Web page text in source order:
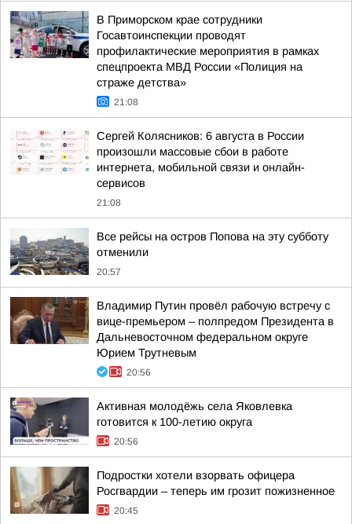
В Приморском крае сотрудники
Госавтоинспекции проводят
профилактические мероприятия в рамках
спецпроекта МВД России «Полиция на
страже детства»
21:08
Сергей Колясников: 6 августа в России
произошли массовые сбои в работе
интернета, мобильной связи и онлайн-
сервисов
21:08
Все рейсы на остров Попова на эту субботу
отменили
20:57
Владимир Путин провёл рабочую встречу с
вице-премьером – полпредом Президента в
Дальневосточном федеральном округе
Юрием Трутневым
20:56
Активная молодёжь села Яковлевка
готовится к 100-летию округа
20:56
Подростки хотели взорвать офицера
Росгвардии – теперь им грозит пожизненное
20:45